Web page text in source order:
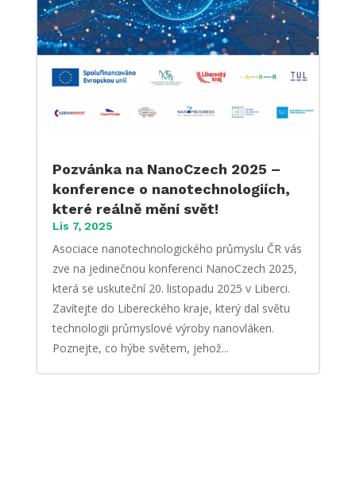
Pozvánka na NanoCzech 2025 –
konference o nanotechnologiích,
které reálně mění svět!
Lis 7, 2025
Asociace nanotechnologického průmyslu ČR vás
zve na jedinečnou konferenci NanoCzech 2025,
která se uskuteční 20. listopadu 2025 v Liberci.
Zavítejte do Libereckého kraje, který dal světu
technologii průmyslové výroby nanovláken.
Poznejte, co hýbe světem, jehož...